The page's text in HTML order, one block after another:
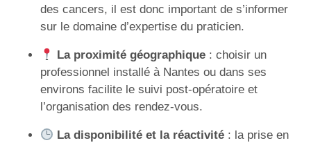
des cancers, il est donc important de s’informer
sur le domaine d’expertise du praticien.
La proximité géographique : choisir un
professionnel installé à Nantes ou dans ses
environs facilite le suivi post-opératoire et
l’organisation des rendez-vous.
La disponibilité et la réactivité : la prise en